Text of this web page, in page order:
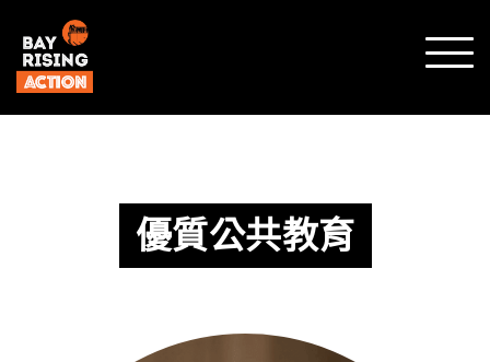
顯示
優質公共教育